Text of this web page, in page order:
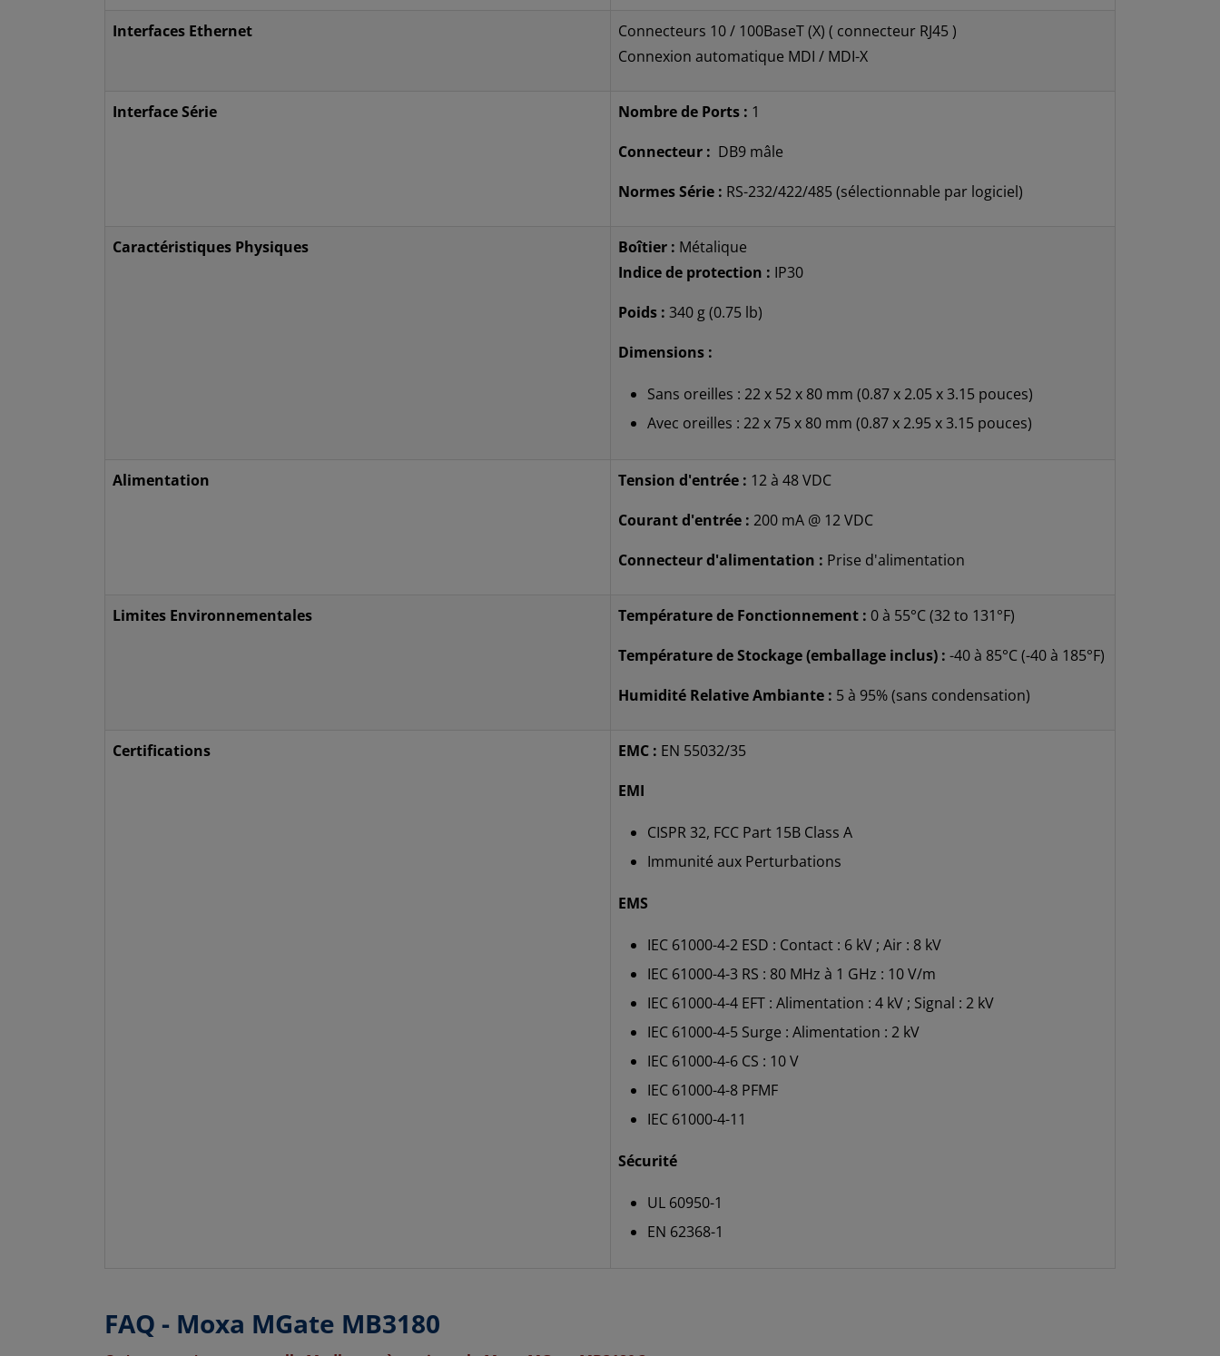
Interfaces Ethernet
Connecteurs 10 / 100BaseT (X) ( connecteur RJ45 )
Connexion automatique MDI / MDI-X
Interface Série Nombre de Ports : 1
Connecteur : DB9 mâle
Normes Série : RS-232/422/485 (sélectionnable par logiciel)
Caractéristiques Physiques Boîtier : Métalique
Indice de protection : IP30
Poids : 340 g (0.75 lb)
Dimensions :
Sans oreilles : 22 x 52 x 80 mm (0.87 x 2.05 x 3.15 pouces)
Avec oreilles : 22 x 75 x 80 mm (0.87 x 2.95 x 3.15 pouces)
Alimentation Tension d'entrée : 12 à 48 VDC
Courant d'entrée : 200 mA @ 12 VDC
Connecteur d'alimentation : Prise d'alimentation
Limites Environnementales Température de Fonctionnement : 0 à 55°C (32 to 131°F)
Température de Stockage (emballage inclus) : -40 à 85°C (-40 à 185°F)
Humidité Relative Ambiante : 5 à 95% (sans condensation)
Certifications EMC : EN 55032/35
EMI
CISPR 32, FCC Part 15B Class A
Immunité aux Perturbations
EMS
IEC 61000-4-2 ESD : Contact : 6 kV ; Air : 8 kV
IEC 61000-4-3 RS : 80 MHz à 1 GHz : 10 V/m
IEC 61000-4-4 EFT : Alimentation : 4 kV ; Signal : 2 kV
IEC 61000-4-5 Surge : Alimentation : 2 kV
IEC 61000-4-6 CS : 10 V
IEC 61000-4-8 PFMF
IEC 61000-4-11
Sécurité
UL 60950-1
EN 62368-1
FAQ - Moxa MGate MB3180